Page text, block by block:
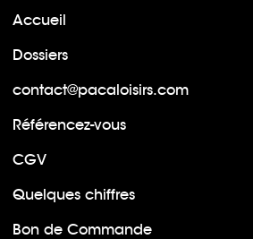
Accueil
Dossiers
contact@pacaloisirs.com
Référencez-vous
CGV
Quelques chiffres
Bon de Commande